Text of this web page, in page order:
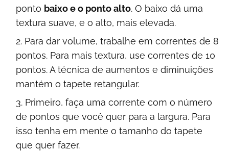
ponto baixo e o ponto alto. O baixo dá uma
textura suave, e o alto, mais elevada.
Para dar volume, trabalhe em correntes de 8
pontos. Para mais textura, use correntes de 10
pontos. A técnica de aumentos e diminuições
mantém o tapete retangular.
Primeiro, faça uma corrente com o número
de pontos que você quer para a largura. Para
isso tenha em mente o tamanho do tapete
que quer fazer.